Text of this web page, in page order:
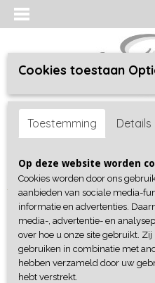
Inloggen Registreren
Home >Shop>Collectie>
stretch
Cookies toestaan
Toestemming Details
Op deze website worden
Cookies worden door ons
aanbieden van sociale media-
informatie en advertenties.
media-, advertentie- en
over hoe u onze site gebruikt.
gebruiken in combinatie met
hebben verzameld door uw
hebt verstrekt.